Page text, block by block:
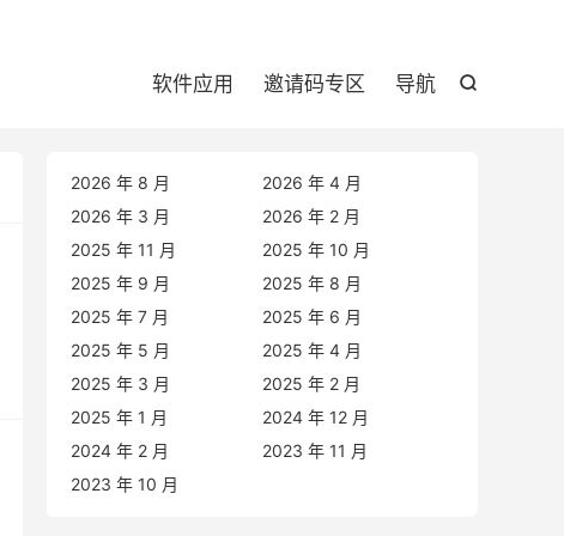

软件应用 邀请码专区 导航
2026 年 8 月
2026 年 4 月
2026 年 3 月
2026 年 2 月
2025 年 11 月
2025 年 10 月
2025 年 9 月
2025 年 8 月
2025 年 7 月
2025 年 6 月
2025 年 5 月
2025 年 4 月
2025 年 3 月
2025 年 2 月
2025 年 1 月
2024 年 12 月
2024 年 2 月
2023 年 11 月
2023 年 10 月